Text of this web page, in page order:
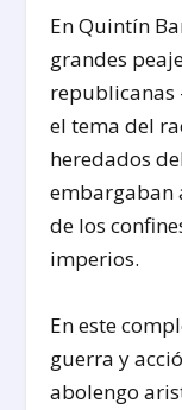
En Quintín
grandes
republicanas
el tema del
heredados
embargaban
de los
imperios.
En este
guerra y
abolengo